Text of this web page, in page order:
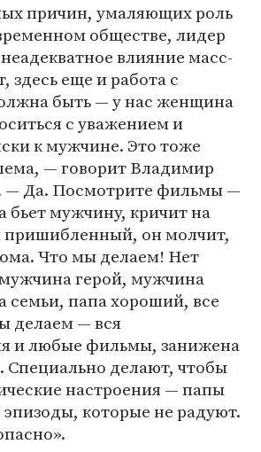
причин, умаляющих роль
обществе, лидер
влияние масс-
еще и работа с
быть — у нас женщина
с уважением и
к мужчине. Это тоже
— говорит Владимир
Да. Посмотрите фильмы —
бьет мужчину, кричит на
пришибленный, он молчит,
Что мы делаем! Нет
герой, мужчина
семьи, папа хороший, все
делаем — вся
и любые фильмы, занижена
делают, чтобы
настроения — папы
эпизоды, которые не радуют.